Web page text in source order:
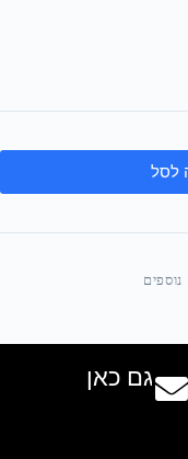
לסל
נוספים
גם כאן